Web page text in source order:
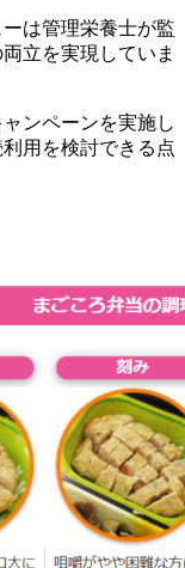
は管理栄養士が監
立を実現していま
ンペーンを実施し
用を検討できる点